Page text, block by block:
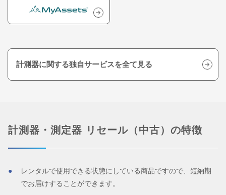
計測器に関する独自サービスを全て見る
計測器・測定器 リセール（中古）の特徴
レンタルで使用できる状態にしている商品ですので、短納期
でお届けすることができます。